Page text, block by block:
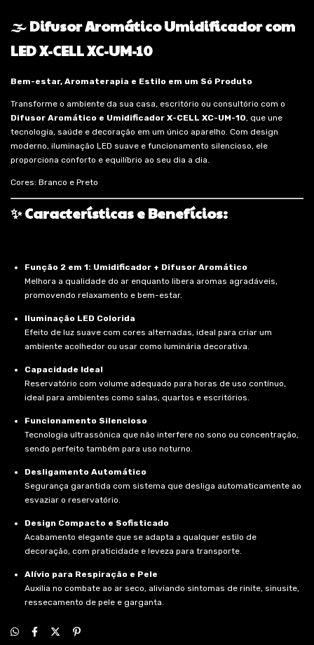
🌫️ Difusor Aromático Umidificador com
LED X-CELL XC-UM-10
Bem-estar, Aromaterapia e Estilo em um Só Produto
Transforme o ambiente da sua casa, escritório ou consultório com o
Difusor Aromático e Umidificador X-CELL XC-UM-10, que une
tecnologia, saúde e decoração em um único aparelho. Com design
moderno, iluminação LED suave e funcionamento silencioso, ele
proporciona conforto e equilíbrio ao seu dia a dia.
Cores: Branco e Preto
✨ Características e Benefícios:
Função 2 em 1: Umidificador + Difusor Aromático
Melhora a qualidade do ar enquanto libera aromas agradáveis,
promovendo relaxamento e bem-estar.
Iluminação LED Colorida
Efeito de luz suave com cores alternadas, ideal para criar um
ambiente acolhedor ou usar como luminária decorativa.
Capacidade Ideal
Reservatório com volume adequado para horas de uso contínuo,
ideal para ambientes como salas, quartos e escritórios.
Funcionamento Silencioso
Tecnologia ultrassônica que não interfere no sono ou concentração,
sendo perfeito também para uso noturno.
Desligamento Automático
Segurança garantida com sistema que desliga automaticamente ao
esvaziar o reservatório.
Design Compacto e Sofisticado
Acabamento elegante que se adapta a qualquer estilo de
decoração, com praticidade e leveza para transporte.
Alívio para Respiração e Pele
Auxilia no combate ao ar seco, aliviando sintomas de rinite, sinusite,
ressecamento de pele e garganta.